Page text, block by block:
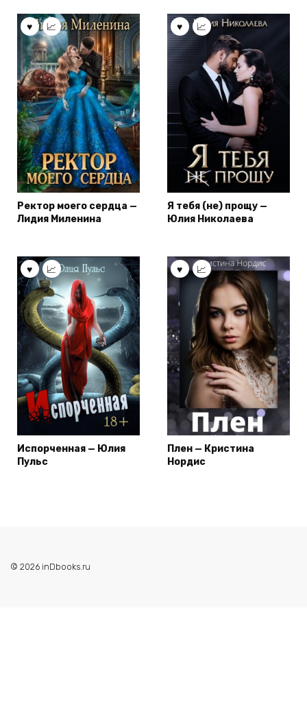
Ректор моего сердца —
Лидия Миленина
Я тебя (не) прощу —
Юлия Николаева
Испорченная — Юлия
Пульс
Плен — Кристина
Нордис
© 2026 inDbooks.ru